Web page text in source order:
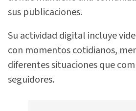
sus publicaciones.
Su actividad digital incluye
con momentos cotidianos,
diferentes situaciones que
seguidores.